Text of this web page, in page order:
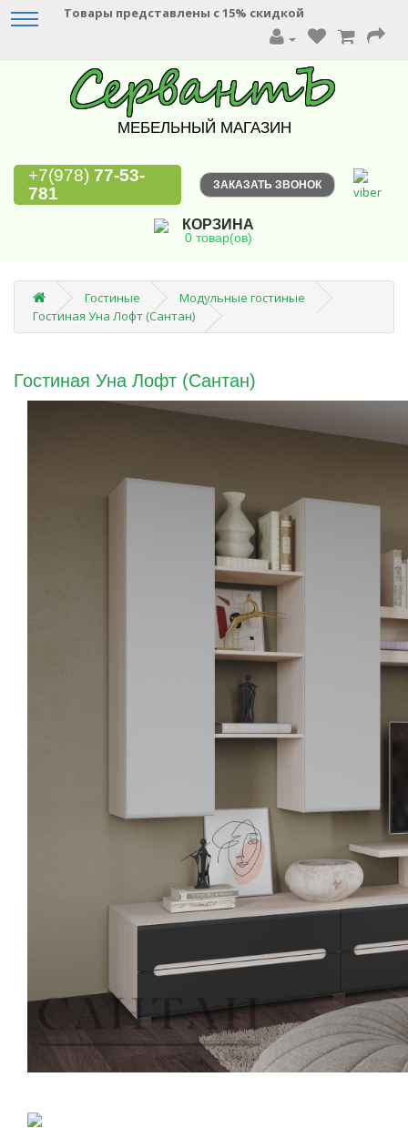
Товары представлены с 15% скидкой
МЕБЕЛЬНЫЙ МАГАЗИН
+7(978) 77-53-
781
ЗАКАЗАТЬ ЗВОНОК
КОРЗИНА
0 товар(ов)
Гостиные
Модульные гостиные
Гостиная Уна Лофт (Сантан)
Гостиная Уна Лофт (Сантан)